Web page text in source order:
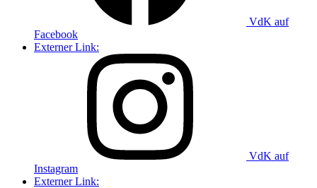
VdK auf
Facebook
Externer Link:
VdK auf
Instagram
Externer Link: